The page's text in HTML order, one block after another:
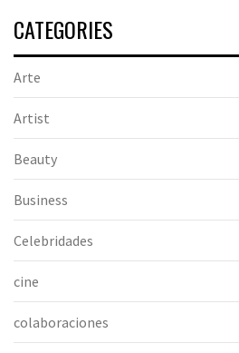
CATEGORIES
Arte
Artist
Beauty
Business
Celebridades
cine
colaboraciones